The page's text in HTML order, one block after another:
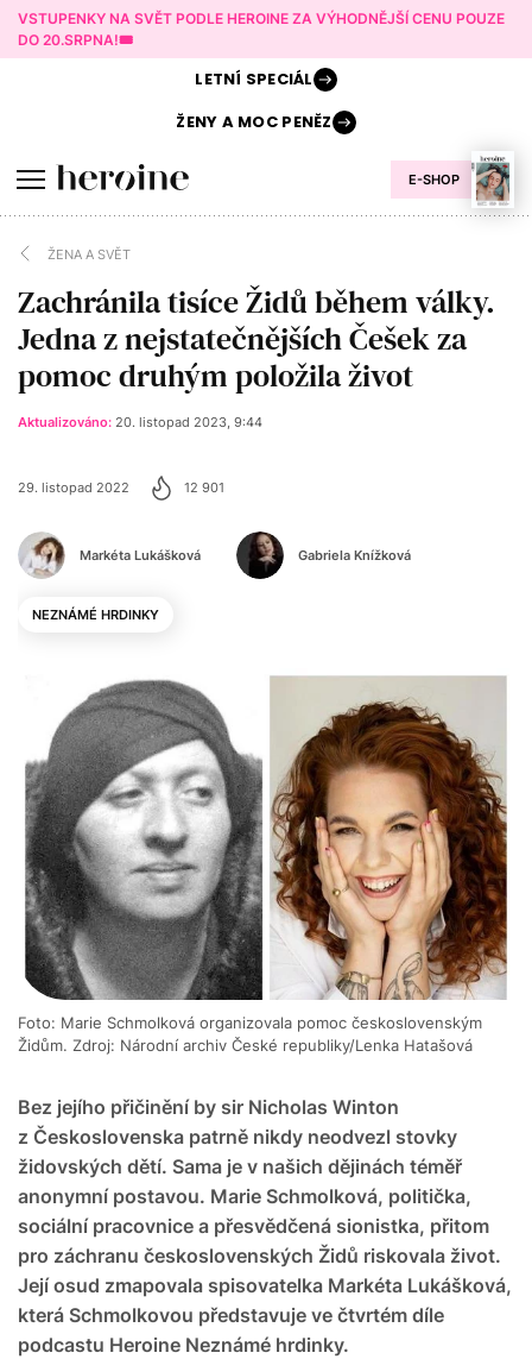
VSTUPENKY NA SVĚT PODLE HEROINE ZA VÝHODNĚJŠÍ CENU POUZE
DO 20.SRPNA!🎟️
E-SHOP
LETNÍ SPECIÁL
ŽENY AMOC PENĚZ
ŽENA A SVĚT
Zachránila tisíce Židů během války.
Jedna z nejstatečnějších Češek za
pomoc druhým položila život
Aktualizováno: 20. listopad 2023, 9:44
Markéta Lukášková Gabriela Knížková
29. listopad 2022 12 901
NEZNÁMÉ HRDINKY
Bez jejího přičinění by sir Nicholas Winton
z Československa patrně nikdy neodvezl stovky
židovských dětí. Sama je v našich dějinách téměř
anonymní postavou. Marie Schmolková, politička,
sociální pracovnice a přesvědčená sionistka, přitom
pro záchranu československých Židů riskovala život.
Její osud zmapovala spisovatelka Markéta Lukášková,
která Schmolkovou představuje ve čtvrtém díle
podcastu Heroine Neznámé hrdinky.
Foto: Marie Schmolková organizovala pomoc československým
Židům. Zdroj: Národní archiv České republiky/Lenka Hatašová